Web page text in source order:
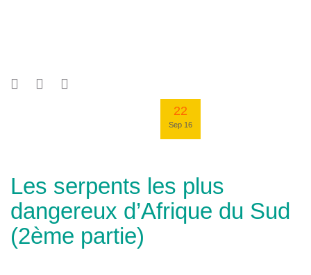
22
Sep 16
Les serpents les plus
dangereux d’Afrique du Sud
(2ème partie)